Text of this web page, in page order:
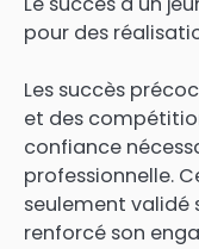
pour des
Les succès
et des
confiance
professionnelle.
seulement
renforcé son